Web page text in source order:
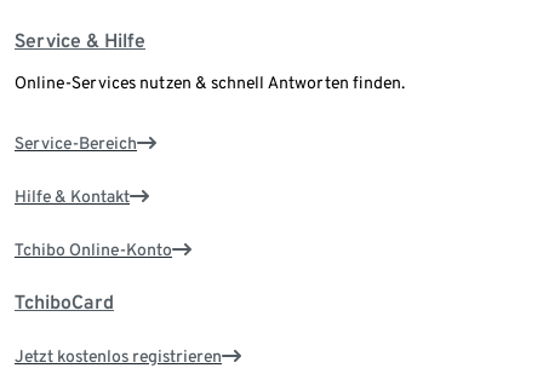
Service & Hilfe
Online-Services nutzen & schnell Antworten finden.
Service-Bereich
Hilfe & Kontakt
Tchibo Online-Konto
TchiboCard
Jetzt kostenlos registrieren